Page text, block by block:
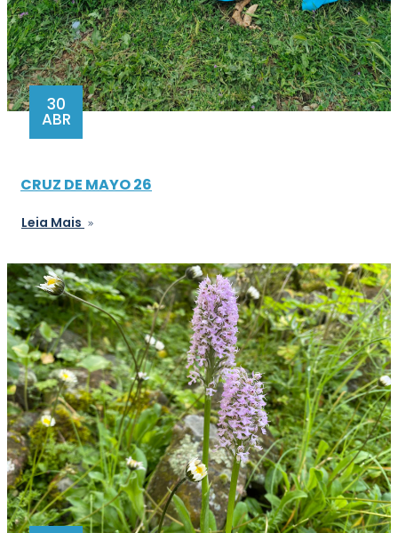
30
ABR
CRUZ DE MAYO 26
Leia Mais